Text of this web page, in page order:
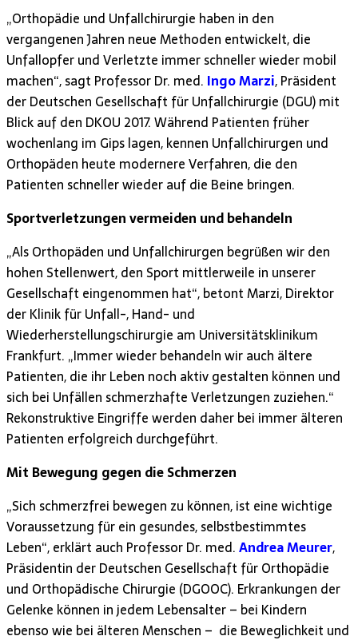
„Orthopädie und Unfallchirurgie haben in den
vergangenen Jahren neue Methoden entwickelt, die
Unfallopfer und Verletzte immer schneller wieder mobil
machen“, sagt Professor Dr. med. Ingo Marzi, Präsident
der Deutschen Gesellschaft für Unfallchirurgie (DGU) mit
Blick auf den DKOU 2017. Während Patienten früher
wochenlang im Gips lagen, kennen Unfallchirurgen und
Orthopäden heute modernere Verfahren, die den
Patienten schneller wieder auf die Beine bringen.
Sportverletzungen vermeiden und behandeln
„Als Orthopäden und Unfallchirurgen begrüßen wir den
hohen Stellenwert, den Sport mittlerweile in unserer
Gesellschaft eingenommen hat“, betont Marzi, Direktor
der Klinik für Unfall-, Hand- und
Wiederherstellungschirurgie am Universitätsklinikum
Frankfurt. „Immer wieder behandeln wir auch ältere
Patienten, die ihr Leben noch aktiv gestalten können und
sich bei Unfällen schmerzhafte Verletzungen zuziehen.“
Rekonstruktive Eingriffe werden daher bei immer älteren
Patienten erfolgreich durchgeführt.
Mit Bewegung gegen die Schmerzen
„Sich schmerzfrei bewegen zu können, ist eine wichtige
Voraussetzung für ein gesundes, selbstbestimmtes
Leben“, erklärt auch Professor Dr. med.Andrea Meurer,
Präsidentin der Deutschen Gesellschaft für Orthopädie
und Orthopädische Chirurgie (DGOOC). Erkrankungen der
Gelenke können in jedem Lebensalter – bei Kindern
ebenso wie bei älteren Menschen – die Beweglichkeit und